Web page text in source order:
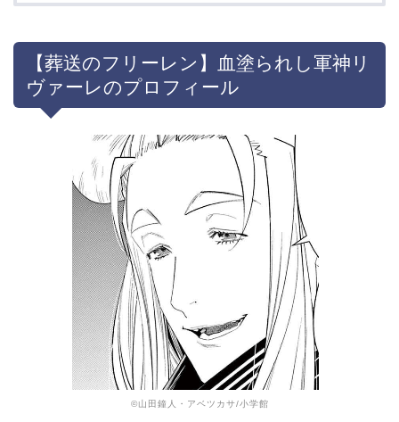
【葬送のフリーレン】血塗られし軍神リ
ヴァーレのプロフィール
©山田鐘人・アベツカサ/小学館